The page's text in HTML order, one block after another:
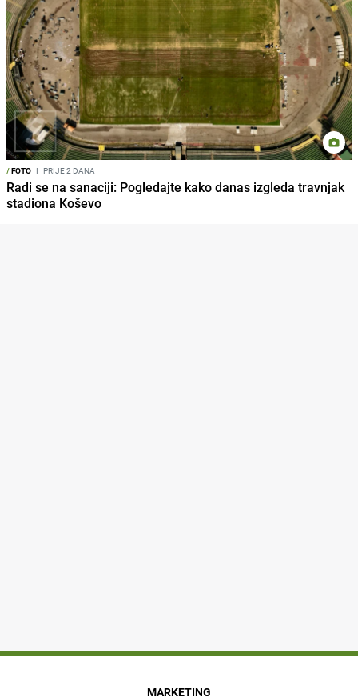
/FOTO I PRIJE 2 DANA
Radi se na sanaciji: Pogledajte kako danas izgleda travnjak
stadiona Koševo
MARKETING